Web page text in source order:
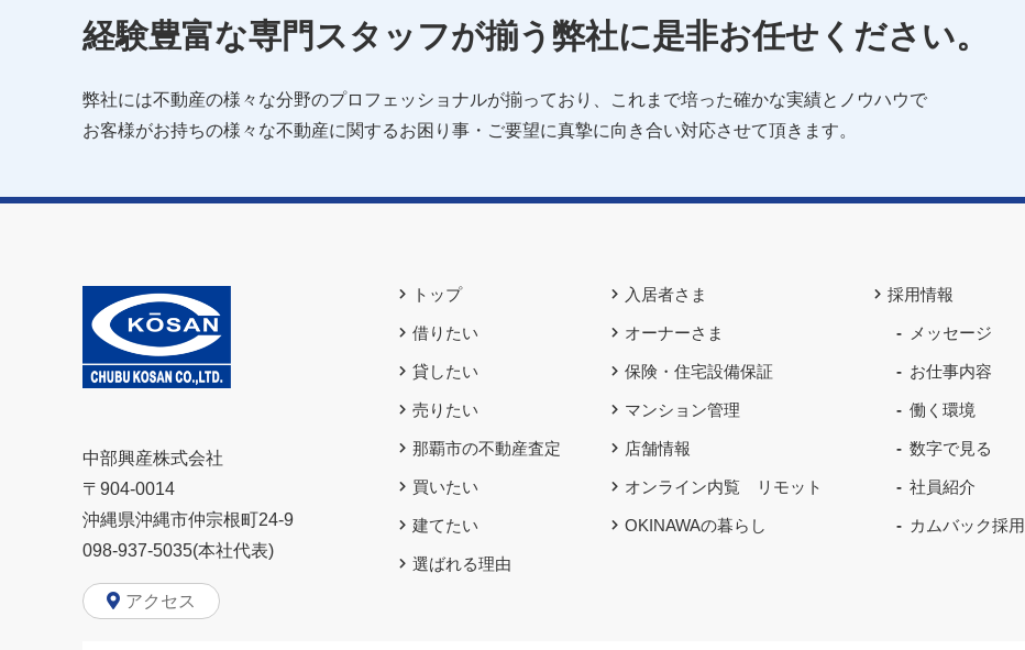
経験豊富な専門スタッフが揃う 弊社に是非お任せください。
弊社には不動産の様々な分野のプロフェッショナルが揃っており、これまで培った確かな実績とノウハウで
お客様がお持ちの様々な不動産に関するお困り事・ご要望に真摯に向き合い対応させて頂きます。
中部興産株式会社
〒904-0014
沖縄県沖縄市仲宗根町24-9
098-937-5035(本社代表)
アクセス
トップ
借りたい
貸したい
売りたい
那覇市の不動産査定
買いたい
建てたい
選ばれる理由
入居者さま
オーナーさま
保険・住宅設備保証
マンション管理
店舗情報
オンライン内覧 リモット
OKINAWAの暮らし
採用情報
メッセージ
お仕事内容
働く環境
数字で見る
社員紹介
カムバック採用